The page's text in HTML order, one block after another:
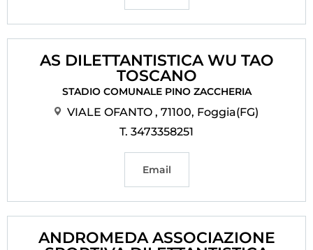
AS DILETTANTISTICA WU TAO
TOSCANO
STADIO COMUNALE PINO ZACCHERIA
VIALE OFANTO , 71100, Foggia(FG)
T. 3473358251
Email
ANDROMEDA ASSOCIAZIONE